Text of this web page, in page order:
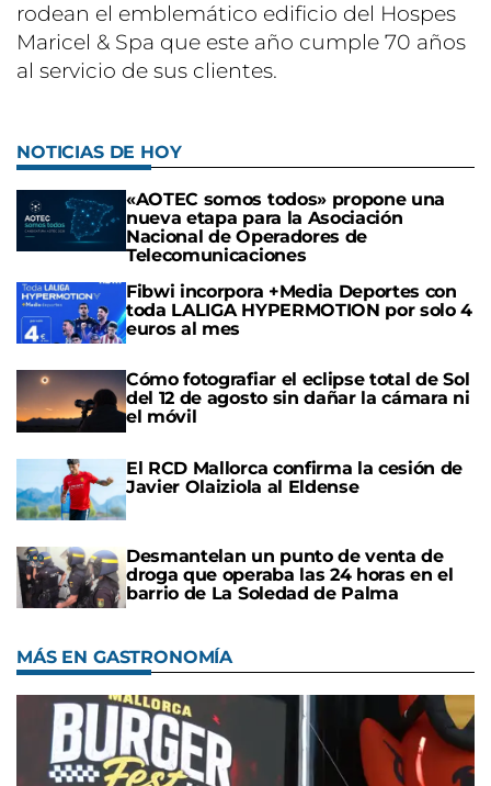
rodean el emblemático edificio del Hospes
Maricel & Spa que este año cumple 70 años
al servicio de sus clientes.
NOTICIAS DE HOY
«AOTEC somos todos» propone una
nueva etapa para la Asociación
Nacional de Operadores de
Telecomunicaciones
Fibwi incorpora +Media Deportes con
toda LALIGA HYPERMOTION por solo 4
euros al mes
Cómo fotografiar el eclipse total de Sol
del 12 de agosto sin dañar la cámara ni
el móvil
El RCD Mallorca confirma la cesión de
Javier Olaiziola al Eldense
Desmantelan un punto de venta de
droga que operaba las 24 horas en el
barrio de La Soledad de Palma
MÁS EN GASTRONOMÍA